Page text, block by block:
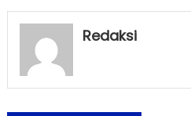
Redaksi